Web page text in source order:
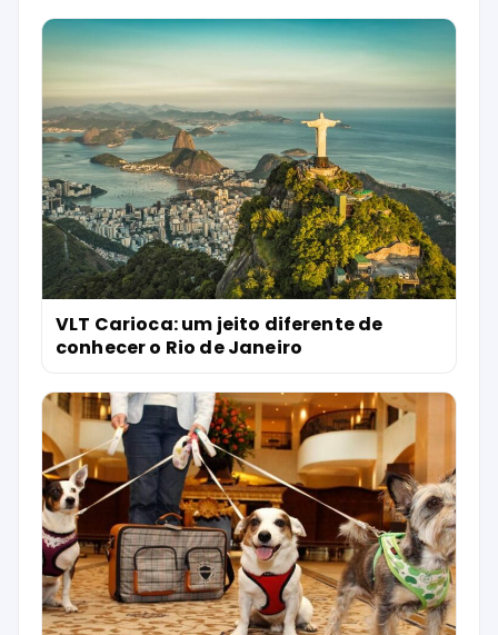
VLT Carioca: um jeito diferente de
conhecer o Rio de Janeiro